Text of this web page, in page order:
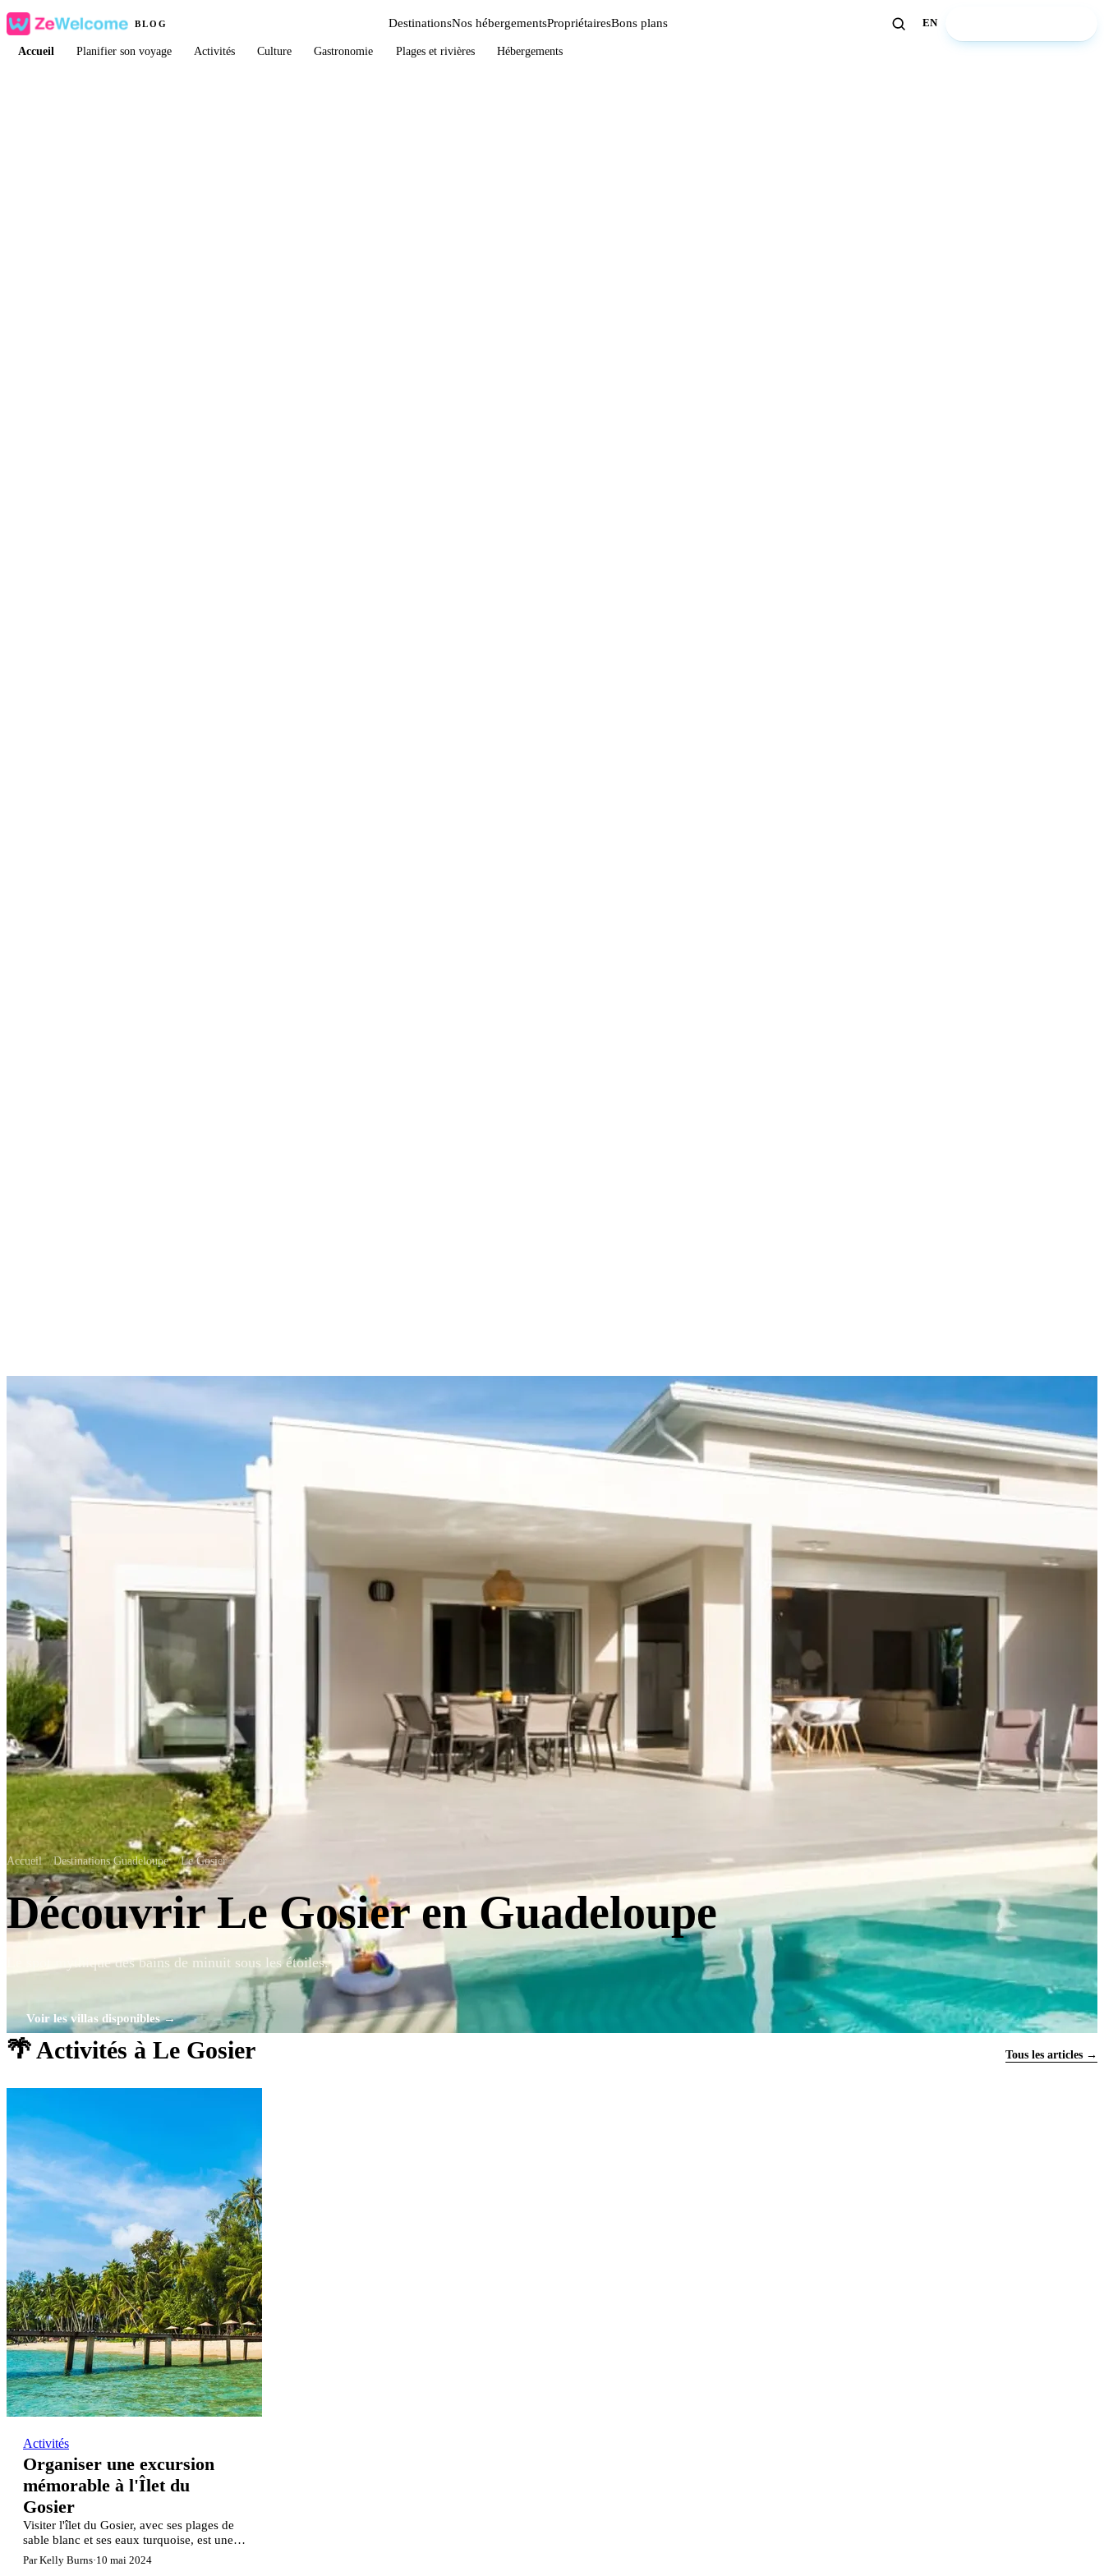
BLOG DestinationsNos hébergementsPropriétairesBons plans EN
Accueil Planifier son voyage Activités Culture Gastronomie Plages et rivières Hébergements
Accueil /Destinations Guadeloupe /Le Gosier
Découvrir Le Gosier en Guadeloupe
Le spot mythique des bains de minuit sous les étoiles.
Voir les villas disponibles →
🌴 Activités à Le Gosier Tous les articles →
Activités
Organiser une excursion
mémorable à l'Îlet du
Gosier
Visiter l'îlet du Gosier, avec ses plages de
sable blanc et ses eaux turquoise, est une
escale incontournable pour toute visite en
Guadeloupe. Ce petit paradis se trouve en
Par Kelly Burns·10 mai 2024